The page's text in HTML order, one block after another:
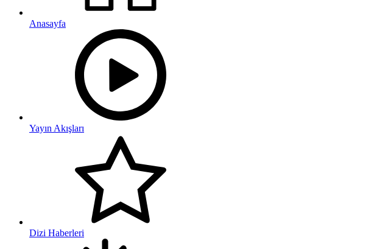
Anasayfa
Yayın Akışları
Dizi Haberleri